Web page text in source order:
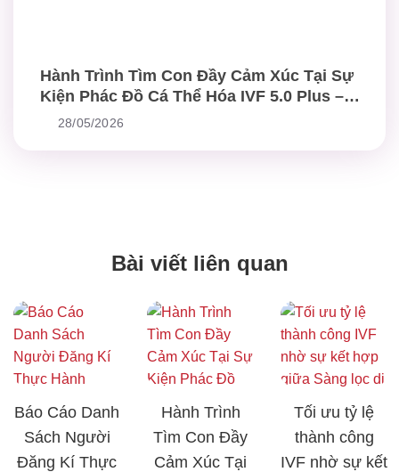
Hành Trình Tìm Con Đầy Cảm Xúc Tại Sự
Kiện Phác Đồ Cá Thể Hóa IVF 5.0 Plus –
Chuẩn Mực Mới Trong Điều Trị Hiếm Muộn
28/05/2026
Bài viết liên quan
Báo Cáo Danh
Sách Người
Đăng Kí Thực
Hành Trình
Tìm Con Đầy
Cảm Xúc Tại
Tối ưu tỷ lệ
thành công
IVF nhờ sự kết